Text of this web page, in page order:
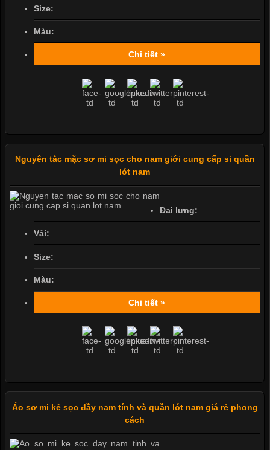
Size:
Màu:
Chi tiết »
Nguyên tắc mặc sơ mi sọc cho nam giới cung cấp sỉ quần
lót nam
Đai lưng:
Vải:
Size:
Màu:
Chi tiết »
Áo sơ mi kẻ sọc đầy nam tính và quần lót nam giá rẻ phong
cách